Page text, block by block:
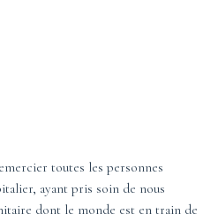
toutes les personnes
ayant pris soin de nous
dont le monde est en train de